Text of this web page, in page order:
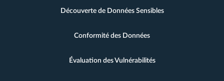
Découverte de Données Sensibles
Conformité des Données
Évaluation des Vulnérabilités